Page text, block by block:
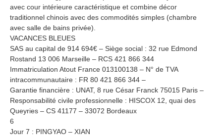
avec cour intérieure caractéristique et combine décor
traditionnel chinois avec des commodités simples (chambre
avec salle de bains privée).
VACANCES BLEUES
SAS au capital de 914 694€ – Siège social : 32 rue Edmond
Rostand 13 006 Marseille – RCS 421 866 344
Immatriculation Atout France 013100138 – N° de TVA
intracommunautaire : FR 80 421 866 344 –
Garantie financière : UNAT, 8 rue César Franck 75015 Paris –
Responsabilité civile professionnelle : HISCOX 12, quai des
Queyries – CS 41177 – 33072 Bordeaux
6
Jour 7 : PINGYAO – XIAN